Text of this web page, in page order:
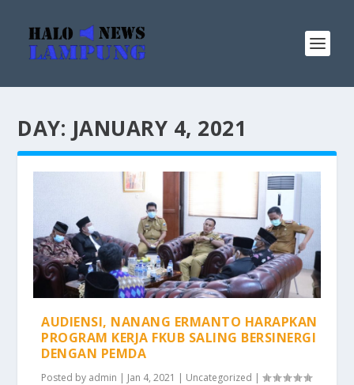
DAY: JANUARY 4, 2021
AUDIENSI, NANANG ERMANTO HARAPKAN
PROGRAM KERJA FKUB SALING BERSINERGI
DENGAN PEMDA
Posted by admin | Jan 4, 2021 | Uncategorized |